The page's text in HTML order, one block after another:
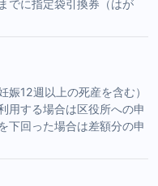
でに指定袋引換券（はが
娠12週以上の死産を含む）
用する場合は区役所への申
下回った場合は差額分の申